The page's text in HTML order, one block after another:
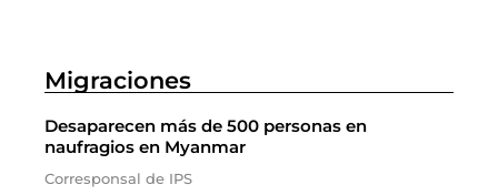
Migraciones
Desaparecen más de 500 personas en
naufragios en Myanmar
Corresponsal de IPS